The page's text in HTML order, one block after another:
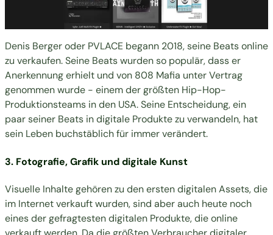
Denis Berger oder PVLACE begann 2018, seine Beats online
zu verkaufen. Seine Beats wurden so populär, dass er
Anerkennung erhielt und von 808 Mafia unter Vertrag
genommen wurde - einem der größten Hip-Hop-
Produktionsteams in den USA. Seine Entscheidung, ein
paar seiner Beats in digitale Produkte zu verwandeln, hat
sein Leben buchstäblich für immer verändert.
3. Fotografie, Grafik und digitale Kunst
Visuelle Inhalte gehören zu den ersten digitalen Assets, die
im Internet verkauft wurden, sind aber auch heute noch
eines der gefragtesten digitalen Produkte, die online